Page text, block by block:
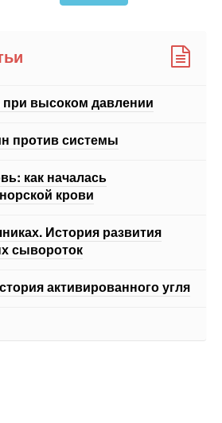
высоком давлении
против системы
как началась
крови
История развития
сывороток
активированного угля